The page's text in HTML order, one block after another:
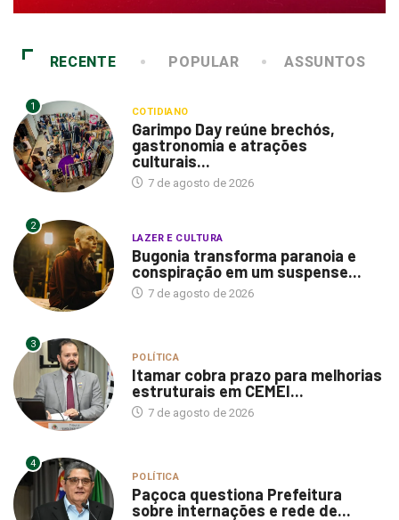
RECENTE POPULAR ASSUNTOS
1 COTIDIANO
Garimpo Day reúne brechós,
gastronomia e atrações
culturais...
7 de agosto de 2026
2
LAZER E CULTURA
Bugonia transforma paranoia e
conspiração em um suspense...
7 de agosto de 2026
3
POLÍTICA
Itamar cobra prazo para melhorias
estruturais em CEMEI...
7 de agosto de 2026
4
POLÍTICA
Paçoca questiona Prefeitura
sobre internações e rede de...